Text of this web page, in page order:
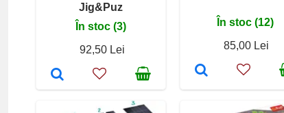
Jig&Puz
În stoc (3)
92,50 Lei
În stoc (12)
85,00 Lei